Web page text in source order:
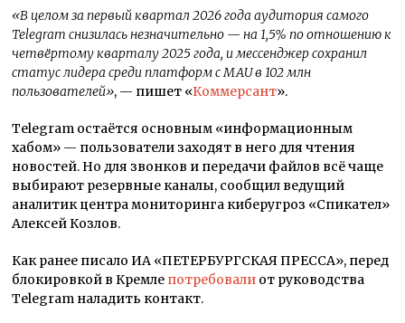
«В целом за первый квартал 2026 года аудитория самого
Telegram снизилась незначительно — на 1,5% по отношению к
четвёртому кварталу 2025 года, и мессенджер сохранил
статус лидера среди платформ с MAU в 102 млн
пользователей», — пишет «Коммерсант».
Telegram остаётся основным «информационным
хабом» — пользователи заходят в него для чтения
новостей. Но для звонков и передачи файлов всё чаще
выбирают резервные каналы, сообщил ведущий
аналитик центра мониторинга киберугроз «Спикател»
Алексей Козлов.
Как ранее писало ИА «ПЕТЕРБУРГСКАЯ ПРЕССА», перед
блокировкой в Кремле потребовали от руководства
Telegram наладить контакт.